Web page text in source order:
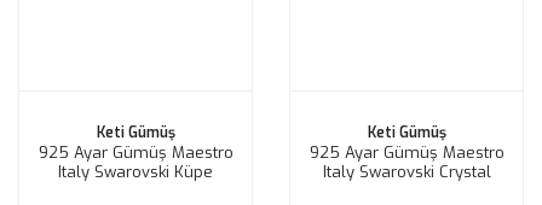
Keti Gümüş
925 Ayar Gümüş Maestro
Italy Swarovski Küpe
Keti Gümüş
925 Ayar Gümüş Maestro
Italy Swarovski Crystal